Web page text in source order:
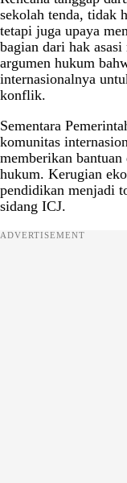
sekolah tenda, tidak
tetapi juga upaya
bagian dari hak
argumen hukum
internasionalnya
konflik.
Sementara
komunitas
memberikan
hukum. Kerugian
pendidikan menjadi
sidang ICJ.
ADVERTISEMENT